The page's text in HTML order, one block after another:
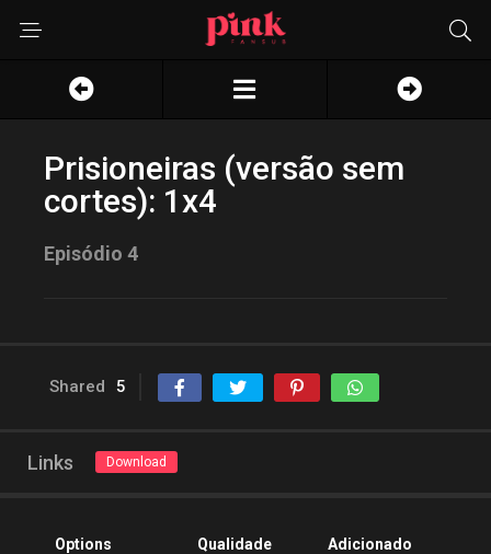
Prisioneiras (versão sem
cortes): 1x4
Episódio 4
Shared 5
Links Download
Options Qualidade Adicionado